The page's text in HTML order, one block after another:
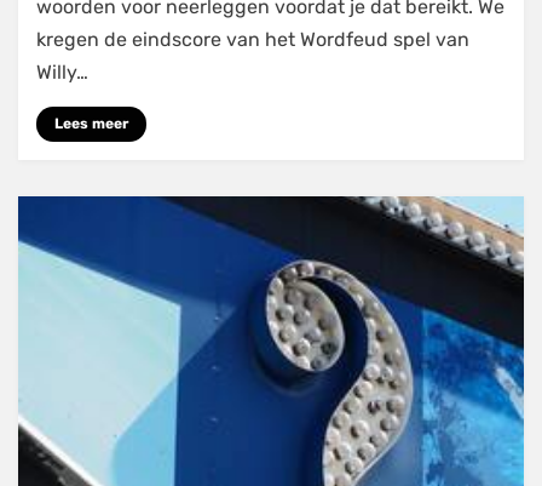
1664
punten
woorden voor neerleggen voordat je dat bereikt. We
kregen de eindscore van het Wordfeud spel van
Willy…
Lees meer